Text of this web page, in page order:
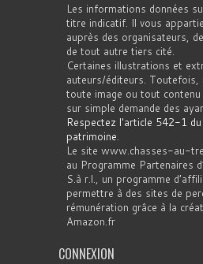
Les informations données
titre indicatif. Il vous
auprès des organisateurs,
de tout autre tiers cité.
Certaines illustrations et
auteurs/éditeurs. Toutefois,
toute image ou tout
sur simple demande des
Respectez l'article 542-1 du
patrimoine
Le site www.chasses-au-
au Programme Partenaires
S.à r.l., un programme
permettre à des sites de
rémunération grâce à la
Amazon.fr
CONNEXION